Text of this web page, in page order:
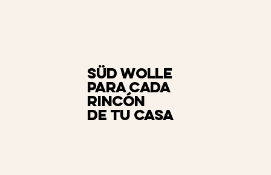
Süd Wolle
para cada
rincón
de tu casa